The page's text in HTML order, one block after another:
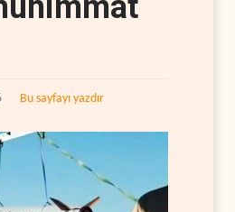
Bu sayfayı yazdır